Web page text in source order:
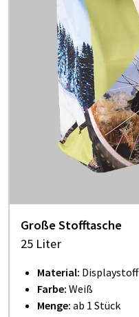
Große Stofftasche
25 Liter
Material: Displaystoff
Farbe: Weiß
Menge: ab 1 Stück